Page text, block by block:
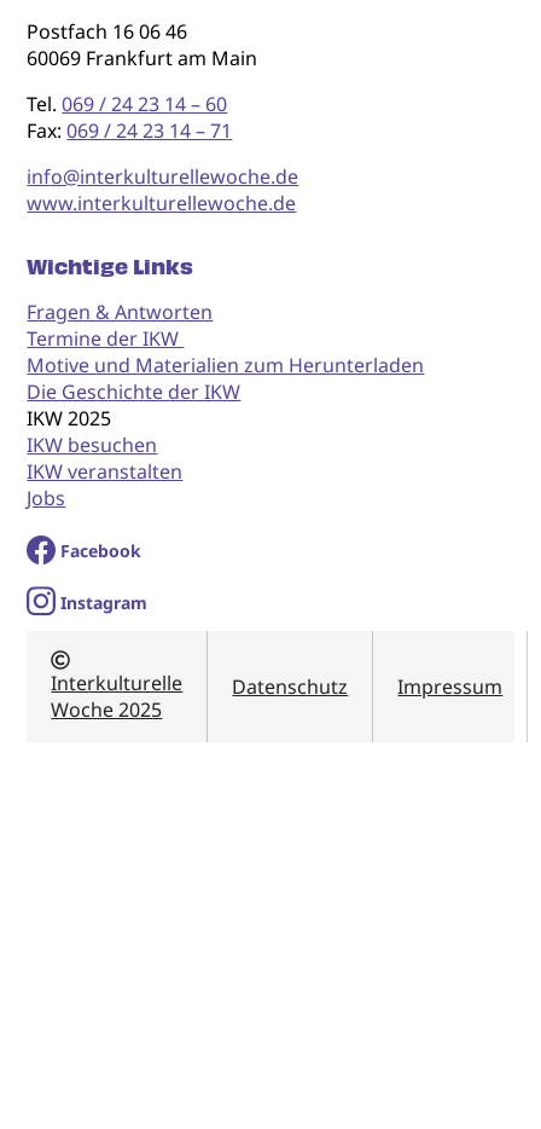
Postfach 16 06 46
60069 Frankfurt am Main
Tel.069 / 24 23 14 – 60
Fax:069 / 24 23 14 – 71
info@interkulturellewoche.de
www.interkulturellewoche.de
Wichtige Links
Fragen & Antworten
Termine der IKW
Motive und Materialien zum Herunterladen
Die Geschichte der IKW
IKW 2025
IKW besuchen
IKW veranstalten
Jobs
Facebook
Instagram
Interkulturelle
Woche 2025
Datenschutz Impressum